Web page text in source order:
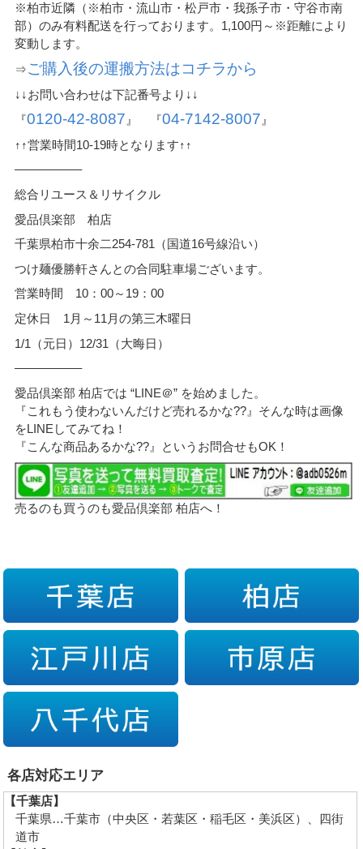
※柏市近隣（※柏市・流山市・松戸市・我孫子市・守谷市南
部）のみ有料配送を行っております。1,100円～※距離により
変動します。
⇒ご購入後の運搬方法はコチラから
↓↓お問い合わせは下記番号より↓↓
『0120-42-8087 』 『04-7142-8007 』
↑↑営業時間10-19時となります↑↑
—————–
総合リユース＆リサイクル
愛品倶楽部 柏店
千葉県柏市十余二254-781（国道16号線沿い）
つけ麺優勝軒さんとの合同駐車場ございます。
営業時間 10：00～19：00
定休日 1月～11月の第三木曜日
1/1（元日）12/31（大晦日）
—————–
愛品倶楽部 柏店では “LINE＠” を始めました。
『これもう使わないんだけど売れるかな??』そんな時は画像
をLINEしてみてね！
『こんな商品あるかな??』というお問合せもOK！
売るのも買うのも愛品倶楽部 柏店へ！
各店対応エリア
【千葉店】
千葉県…千葉市（中央区・若葉区・稲毛区・美浜区）、四街
道市